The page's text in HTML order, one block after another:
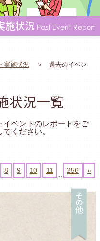
施状況 Past Event Report
実施状況
過去のイベン
状況一覧
イベントのレポートをご
ください。
8 9 10 11 256 »
そ